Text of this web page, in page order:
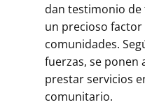
dan testimonio
un precioso
comunidades.
fuerzas, se ponen
prestar servicios
comunitario.